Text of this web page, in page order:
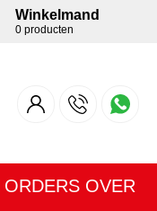
Winkelmand
0 producten
OVER